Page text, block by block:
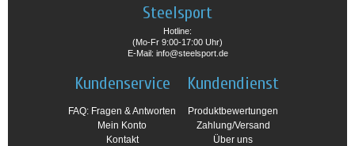
Steelsport
Hotline:
(Mo-Fr 9:00-17:00 Uhr)
E-Mail: info@steelsport.de
Kundenservice
FAQ: Fragen & Antworten
Mein Konto
Kontakt
Kundendienst
Produktbewertungen
Zahlung/Versand
Über uns